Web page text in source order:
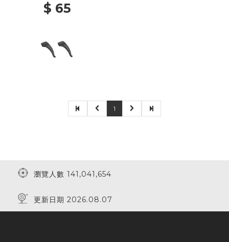
$ 65
1
瀏覽人數 141,041,654
更新日期 2026.08.07